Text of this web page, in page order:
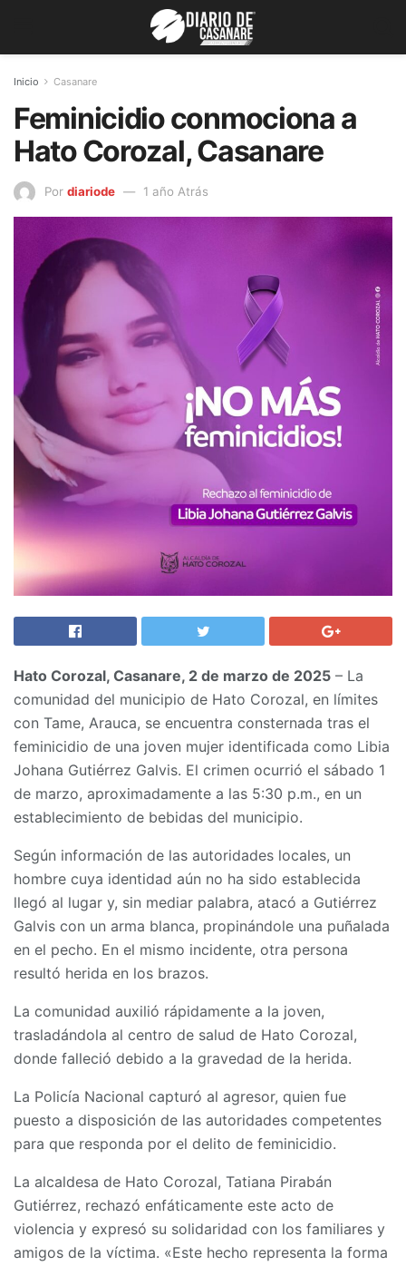
Inicio Casanare
Feminicidio conmociona a
Hato Corozal, Casanare
Por diariode 1 año Atrás
Hato Corozal, Casanare, 2 de marzo de 2025 – La
comunidad del municipio de Hato Corozal, en límites
con Tame, Arauca, se encuentra consternada tras el
feminicidio de una joven mujer identificada como Libia
Johana Gutiérrez Galvis. El crimen ocurrió el sábado 1
de marzo, aproximadamente a las 5:30 p.m., en un
establecimiento de bebidas del municipio.
Según información de las autoridades locales, un
hombre cuya identidad aún no ha sido establecida
llegó al lugar y, sin mediar palabra, atacó a Gutiérrez
Galvis con un arma blanca, propinándole una puñalada
en el pecho. En el mismo incidente, otra persona
resultó herida en los brazos.
La comunidad auxilió rápidamente a la joven,
trasladándola al centro de salud de Hato Corozal,
donde falleció debido a la gravedad de la herida.
La Policía Nacional capturó al agresor, quien fue
puesto a disposición de las autoridades competentes
para que responda por el delito de feminicidio.
La alcaldesa de Hato Corozal, Tatiana Pirabán
Gutiérrez, rechazó enfáticamente este acto de
violencia y expresó su solidaridad con los familiares y
amigos de la víctima. «Este hecho representa la forma